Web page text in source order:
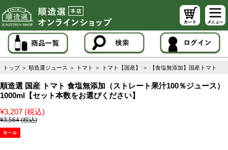
トップ ＞ 順造選ジュース ＞ トマト ＞ トマト【国産】 ＞ 【食塩無添加】国産トマト
順造選 国産 トマト 食塩無添加（ストレート果汁100％ジュース）
1000ml【セット本数をお選びください】
¥3,207 (税込)
¥3,564 (税込)